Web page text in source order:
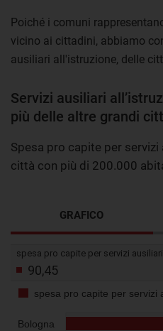
Poiché i comuni
vicino ai cittadini, abbiamo
ausiliari all'istruzione, delle
Servizi ausiliari
più delle altre grandi
Spesa pro capite per
città con più di 200.000
GRAFICO